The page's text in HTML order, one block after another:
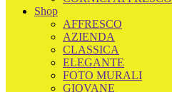
Shop
AFFRESCO
AZIENDA
CLASSICA
ELEGANTE
FOTO MURALI
GIOVANE